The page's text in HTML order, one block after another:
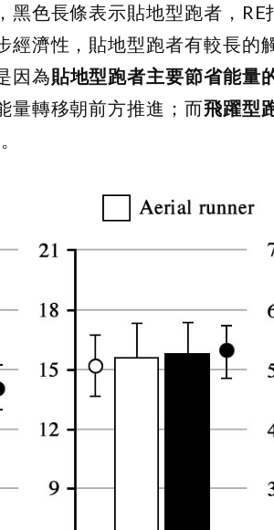
色長條表示貼地型跑者，RE
濟性，貼地型跑者有較長的
因為貼地型跑者主要節省能量
量轉移朝前方推進；而飛躍型
。